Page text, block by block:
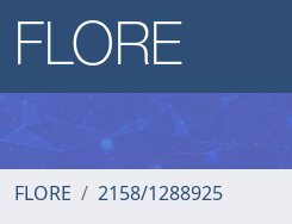
FLORE 2158/1288925